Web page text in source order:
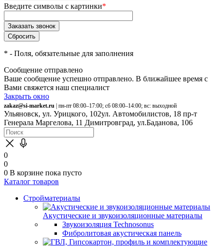
Введите символы с картинки*
* - Поля, обязательные для заполнения
Сообщение отправлено
Ваше сообщение успешно отправлено. В ближайшее время с
Вами свяжется наш специалист
Закрыть окно
zakaz@si-market.ru | пн-пт 08:00–17:00; сб 08:00–14:00; вс: выходной
Ульяновск, ул. Урицкого, 102ул. Автомобилистов, 18 пр-т
Генерала Маргелова, 11 Димитровград, ул.Баданова, 106
0
0
0 В корзине пока пусто
Каталог товаров
Стройматериалы
Акустические и звукоизоляционные материалы
Звукоизоляция Technosonus
Фибролитовая акустическая панель